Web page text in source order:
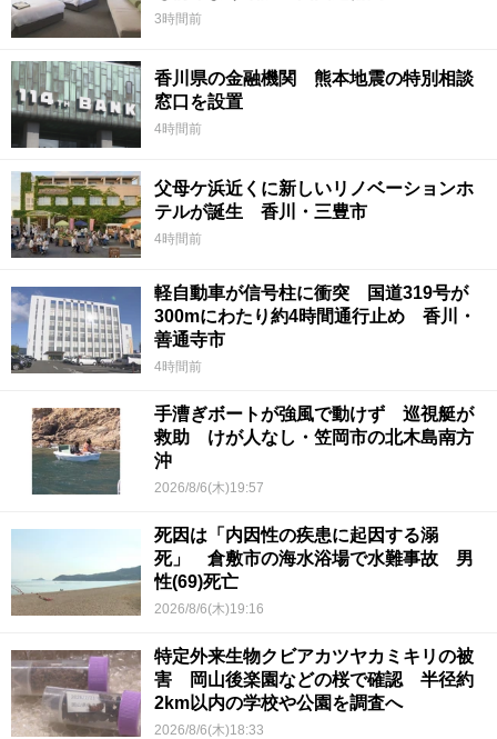
3時間前
香川県の金融機関 熊本地震の特別相談
窓口を設置
4時間前
父母ケ浜近くに新しいリノベーションホ
テルが誕生 香川・三豊市
4時間前
軽自動車が信号柱に衝突 国道319号が
300mにわたり約4時間通行止め 香川・
善通寺市
4時間前
手漕ぎボートが強風で動けず 巡視艇が
救助 けが人なし・笠岡市の北木島南方
沖
2026/8/6(木)19:57
死因は「内因性の疾患に起因する溺
死」 倉敷市の海水浴場で水難事故 男
性(69)死亡
2026/8/6(木)19:16
特定外来生物クビアカツヤカミキリの被
害 岡山後楽園などの桜で確認 半径約
2km以内の学校や公園を調査へ
2026/8/6(木)18:33